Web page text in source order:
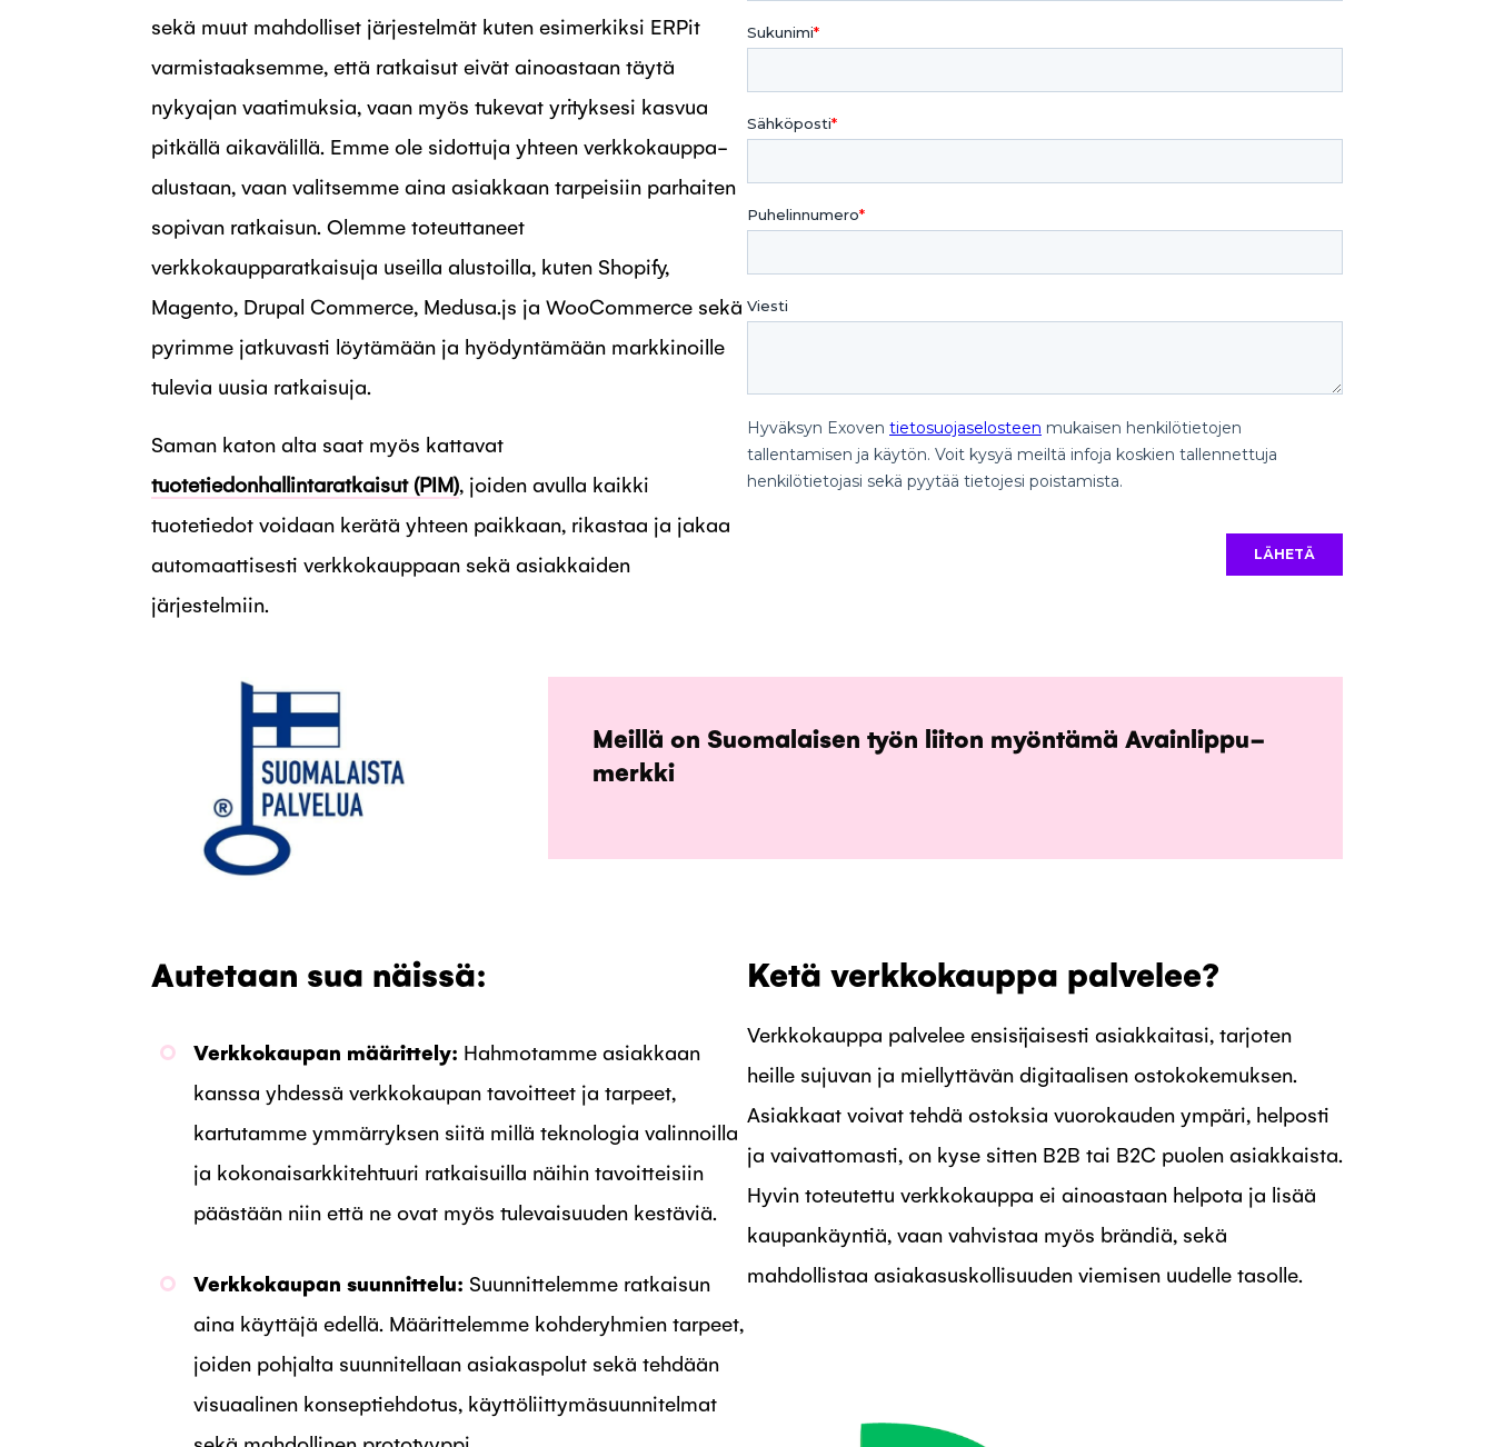
sekä muut mahdolliset järjestelmät kuten esimerkiksi ERPit
varmistaaksemme, että ratkaisut eivät ainoastaan täytä
nykyajan vaatimuksia, vaan myös tukevat yrityksesi kasvua
pitkällä aikavälillä. Emme ole sidottuja yhteen verkkokauppa-
alustaan, vaan valitsemme aina asiakkaan tarpeisiin parhaiten
sopivan ratkaisun. Olemme toteuttaneet
verkkokaupparatkaisuja useilla alustoilla, kuten Shopify,
Magento, Drupal Commerce, Medusa.js ja WooCommerce sekä
pyrimme jatkuvasti löytämään ja hyödyntämään markkinoille
tulevia uusia ratkaisuja.
Saman katon alta saat myös kattavat
tuotetiedonhallintaratkaisut (PIM), joiden avulla kaikki
tuotetiedot voidaan kerätä yhteen paikkaan, rikastaa ja jakaa
automaattisesti verkkokauppaan sekä asiakkaiden
järjestelmiin.
Meillä on Suomalaisen työn liiton myöntämä Avainlippu-
merkki
Autetaan sua näissä:
Verkkokaupan määrittely: Hahmotamme asiakkaan
kanssa yhdessä verkkokaupan tavoitteet ja tarpeet,
kartutamme ymmärryksen siitä millä teknologia valinnoilla
ja kokonaisarkkitehtuuri ratkaisuilla näihin tavoitteisiin
päästään niin että ne ovat myös tulevaisuuden kestäviä.
Verkkokaupan suunnittelu: Suunnittelemme ratkaisun
aina käyttäjä edellä. Määrittelemme kohderyhmien tarpeet,
joiden pohjalta suunnitellaan asiakaspolut sekä tehdään
visuaalinen konseptiehdotus, käyttöliittymäsuunnitelmat
Ketä verkkokauppa palvelee?
Verkkokauppa palvelee ensisijaisesti asiakkaitasi, tarjoten
heille sujuvan ja miellyttävän digitaalisen ostokokemuksen.
Asiakkaat voivat tehdä ostoksia vuorokauden ympäri, helposti
ja vaivattomasti, on kyse sitten B2B tai B2C puolen asiakkaista.
Hyvin toteutettu verkkokauppa ei ainoastaan helpota ja lisää
kaupankäyntiä, vaan vahvistaa myös brändiä, sekä
mahdollistaa asiakasuskollisuuden viemisen uudelle tasolle.